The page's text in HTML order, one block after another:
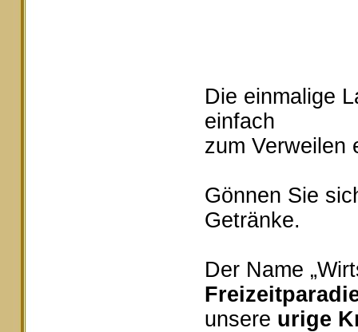
Die einmalige
einfach
zum Verweilen
Gönnen Sie
Getränke.
Der Name
unsere urige